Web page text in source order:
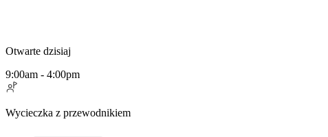
Otwarte dzisiaj
9:00am - 4:00pm
Wycieczka z przewodnikiem